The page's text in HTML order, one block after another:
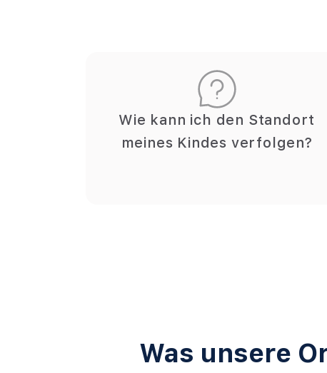
Wie kann ich den Standort
meines Kindes verfolgen?
Was unsere